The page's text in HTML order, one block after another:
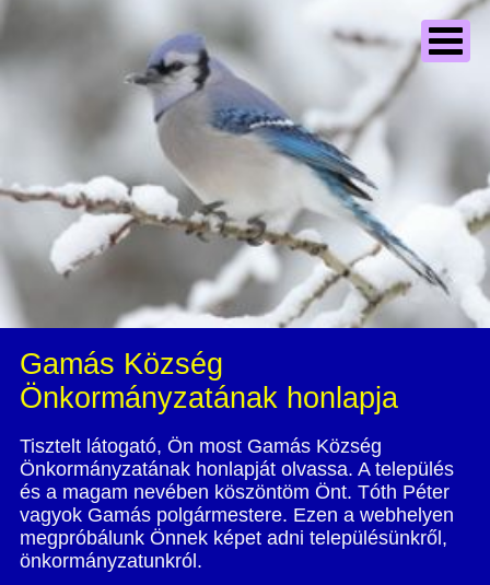
Gamás Község
Önkormányzatának honlapja
Tisztelt látogató, Ön most Gamás Község
Önkormányzatának honlapját olvassa. A település
és a magam nevében köszöntöm Önt. Tóth Péter
vagyok Gamás polgármestere. Ezen a webhelyen
megpróbálunk Önnek képet adni településünkről,
önkormányzatunkról.